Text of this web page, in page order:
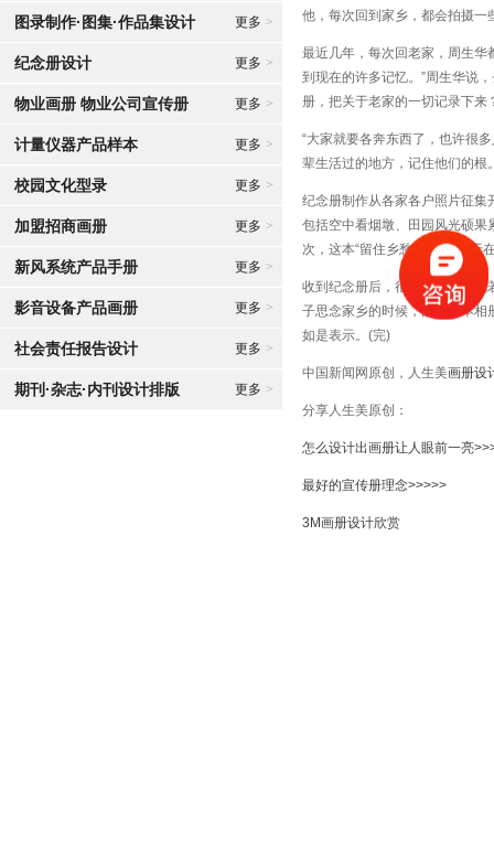
图录制作·图集·作品集设计 更多 >
纪念册设计 更多 >
物业画册 物业公司宣传册 更多 >
计量仪器产品样本 更多 >
校园文化型录 更多 >
加盟招商画册 更多 >
新风系统产品手册 更多 >
影音设备产品画册 更多 >
社会责任报告设计 更多 >
期刊·杂志·内刊设计排版 更多 >
他，每次回到家乡，都会拍摄一
最近几年，每次回老家，周生华
到现在的许多记忆。”周生华说
册，把关于老家的一切记录下来
“大家就要各奔东西了，也许很
辈生活过的地方，记住他们的根
纪念册制作从各家各户照片征集
包括空中看烟墩、田园风光硕
次，这本“留住乡愁“纪念册终
收到纪念册后，很多村民把其视
子思念家乡的时候，翻看这本相
如是表示。(完)
中国新闻网原创，人生美画册设
分享人生美原创：
怎么设计出画册让人眼前一亮
最好的宣传册理念>>>>>
3M画册设计欣赏